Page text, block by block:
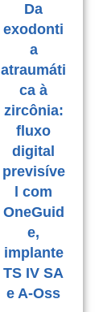
Da
exodonti
a
atraumáti
ca à
zircônia:
fluxo
digital
previsíve
l com
OneGuid
e,
implante
TS IV SA
e A-Oss